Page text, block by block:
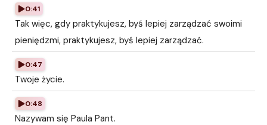
0:41
Tak więc, gdy praktykujesz, byś lepiej zarządzać swoimi
pieniędzmi, praktykujesz, byś lepiej zarządzać.
0:47
Twoje życie.
0:48
Nazywam się Paula Pant.